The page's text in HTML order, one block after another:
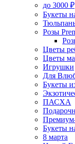
до 3000 ₽
Букеты
Розы
Цветы
Цветы
Игрушки
Для
Букеты
ПАСХА
Букеты
8 марта